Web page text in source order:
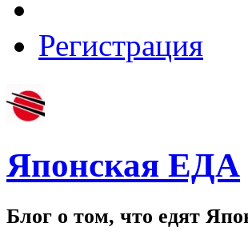
Регистрация
Японская ЕДА
Блог о том, что едят